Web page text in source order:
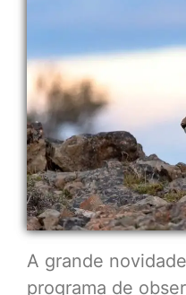
A grande
programa de